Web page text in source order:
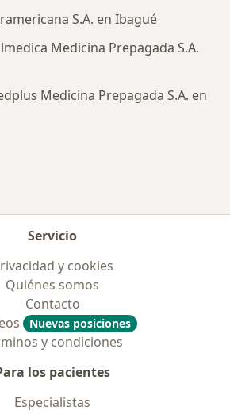
S.A. en Ibagué
Medicina Prepagada S.A.
Medicina Prepagada S.A. en
Servicio
y cookies
Quiénes somos
Contacto
Nuevas posiciones
y condiciones
los pacientes
Especialistas